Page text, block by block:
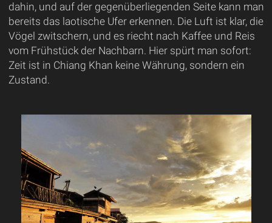
dahin, und auf der gegenüberliegenden Seite kann man
bereits das laotische Ufer erkennen. Die Luft ist klar, die
Vögel zwitschern, und es riecht nach Kaffee und Reis
vom Frühstück der Nachbarn. Hier spürt man sofort:
Zeit ist in Chiang Khan keine Währung, sondern ein
Zustand.